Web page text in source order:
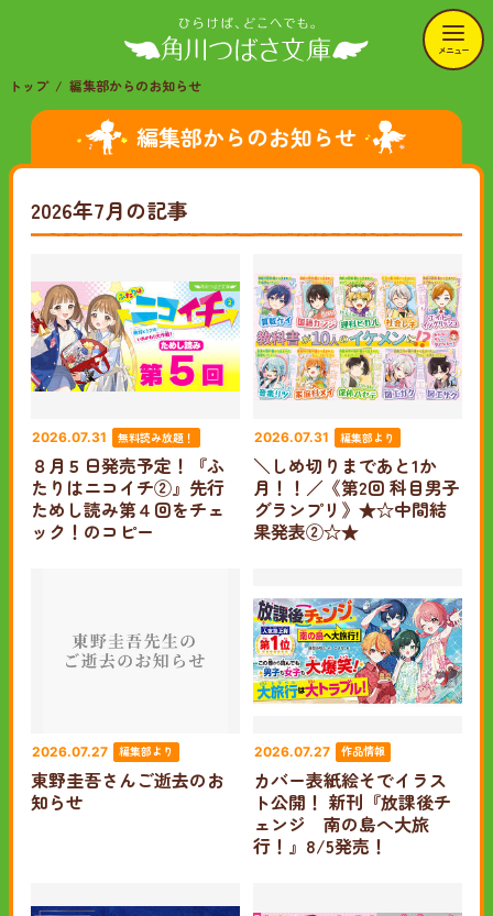
メニュー
トップ 編集部からのお知らせ
編集部からのお知らせ
2026年7月の記事
2026.07.31 無料読み放題！
８月５日発売予定！『ふ
たりはニコイチ②』先行
ためし読み第４回をチェ
ック！のコピー
2026.07.31 編集部より
＼しめ切りまであと1か
月！！／《第2回 科目男子
グランプリ》★☆中間結
果発表②☆★
2026.07.27 編集部より
東野圭吾さんご逝去のお
知らせ
2026.07.27 作品情報
カバー表紙絵そでイラス
ト公開！ 新刊『放課後チ
ェンジ 南の島へ大旅
行！』8/5発売！